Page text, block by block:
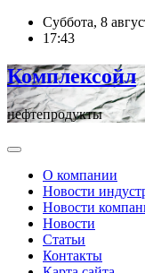
ПерейтиСуббота, 8
17:43
Комплексойл
нефтепродукты
О компании
Новости
Новости
Новости
Статьи
Контакты